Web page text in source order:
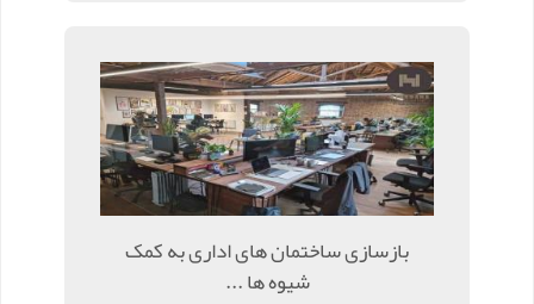
بازسازی ساختمان های اداری به کمک
شیوه ها ...